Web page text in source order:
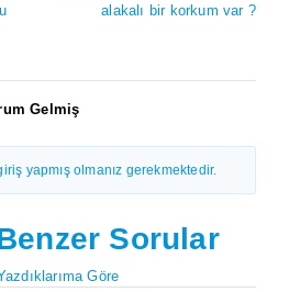
alakalı bir korkum var ?
Gelmiş
yapmış olmanız gerekmektedir.
Sorular
Göre